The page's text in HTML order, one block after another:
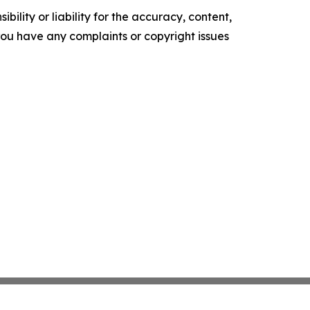
or liability for the accuracy, content,
have any complaints or copyright issues